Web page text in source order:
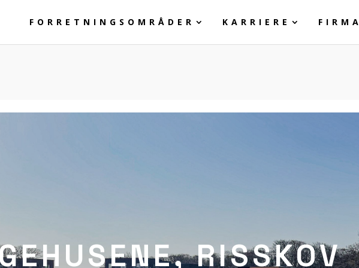
FORRETNINGSOMRÅDER KARRIERE FIRMA
RISSKOV